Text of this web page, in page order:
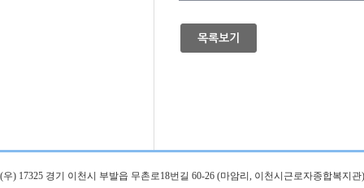
목록보기
(우) 17325 경기 이천시 부발읍 무촌로18번길 60-26 (마암리, 이천시근로자종합복지관